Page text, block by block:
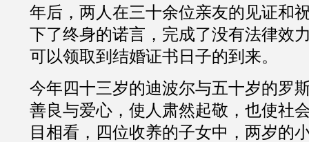
年后，两人在三十余位亲友的见证和
下了终身的诺言，完成了没有法律效
可以领取到结婚证书日子的到来。
今年四十三岁的迪波尔与五十岁的罗
善良与爱心，使人肃然起敬，也使社
目相看，四位收养的子女中，两岁的